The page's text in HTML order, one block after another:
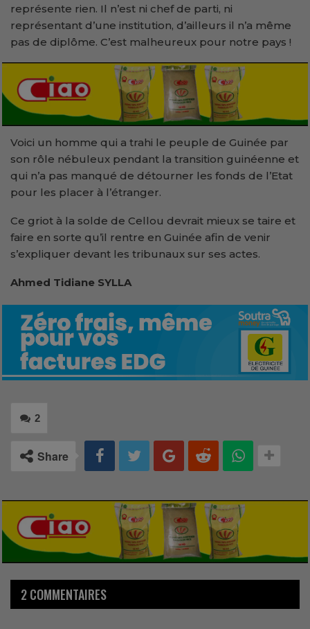
représente rien. Il n’est ni chef de parti, ni
représentant d’une institution, d’ailleurs il n’a même
pas de diplôme. C’est malheureux pour notre pays !
Voici un homme qui a trahi le peuple de Guinée par
son rôle nébuleux pendant la transition guinéenne et
qui n’a pas manqué de détourner les fonds de l’Etat
pour les placer à l’étranger.
Ce griot à la solde de Cellou devrait mieux se taire et
faire en sorte qu’il rentre en Guinée afin de venir
s’expliquer devant les tribunaux sur ses actes.
Ahmed Tidiane SYLLA
2
Share
2 COMMENTAIRES